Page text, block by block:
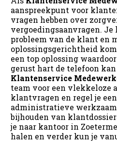
aanspreekpunt voor
vragen hebben over
vergoedingsaanvragen.
probleem van de klant en
oplossingsgerichtheid
een top oplossing
gerust hart de telefoon
Klantenservice
team voor een vlekkeloze
klantvragen en regel je
administratieve
bijhouden van
je naar kantoor in
halen en verder kun je